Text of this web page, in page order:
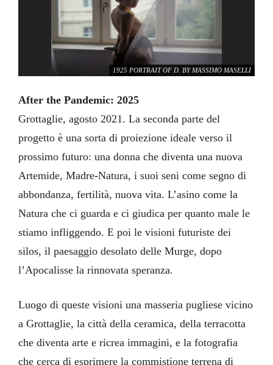
1925 PORTRAIT OF D. BY MASSIMO MASELLI
1925 PORTRAIT OF DASHA AS DAISY FAY BY MASSIMO MASELLI
After the Pandemic: 2025
Grottaglie, agosto 2021. La seconda parte del
progetto è una sorta di proiezione ideale verso il
prossimo futuro: una donna che diventa una nuova
Artemide, Madre-Natura, i suoi seni come segno di
abbondanza, fertilità, nuova vita. L’asino come la
Natura che ci guarda e ci giudica per quanto male le
stiamo infliggendo. E poi le visioni futuriste dei
silos, il paesaggio desolato delle Murge, dopo
l’Apocalisse la rinnovata speranza.
Luogo di queste visioni una masseria pugliese vicino
a Grottaglie, la città della ceramica, della terracotta
che diventa arte e ricrea immagini, e la fotografia
che cerca di esprimere la commistione terrena di